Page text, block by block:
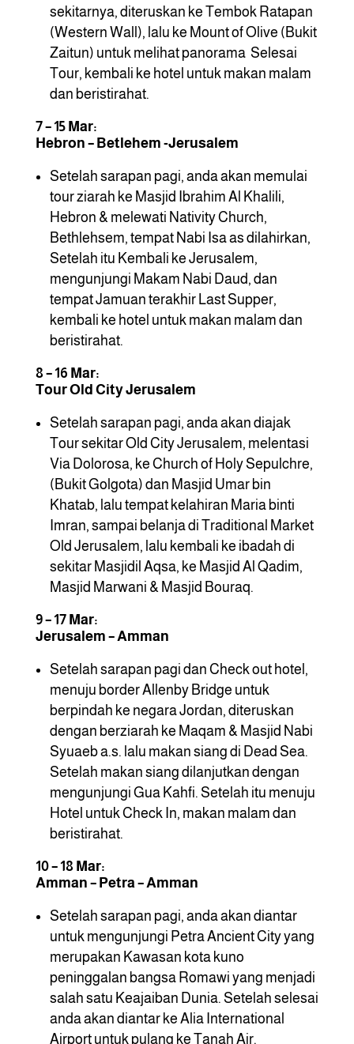
sekitarnya, diteruskan ke Tembok Ratapan
(Western Wall), lalu ke Mount of Olive (Bukit
Zaitun) untuk melihat panorama Selesai
Tour, kembali ke hotel untuk makan malam
dan beristirahat.
7 – 15 Mar:
Hebron – Betlehem -Jerusalem
Setelah sarapan pagi, anda akan memulai
tour ziarah ke Masjid Ibrahim Al Khalili,
Hebron & melewati Nativity Church,
Bethlehsem, tempat Nabi Isa as dilahirkan,
Setelah itu Kembali ke Jerusalem,
mengunjungi Makam Nabi Daud, dan
tempat Jamuan terakhir Last Supper,
kembali ke hotel untuk makan malam dan
beristirahat.
8 – 16 Mar:
Tour Old City Jerusalem
Setelah sarapan pagi, anda akan diajak
Tour sekitar Old City Jerusalem, melentasi
Via Dolorosa, ke Church of Holy Sepulchre,
(Bukit Golgota) dan Masjid Umar bin
Khatab, lalu tempat kelahiran Maria binti
Imran, sampai belanja di Traditional Market
Old Jerusalem, lalu kembali ke ibadah di
sekitar Masjidil Aqsa, ke Masjid Al Qadim,
Masjid Marwani & Masjid Bouraq.
9 – 17 Mar:
Jerusalem – Amman
Setelah sarapan pagi dan Check out hotel,
menuju border Allenby Bridge untuk
berpindah ke negara Jordan, diteruskan
dengan berziarah ke Maqam & Masjid Nabi
Syuaeb a.s. lalu makan siang di Dead Sea.
Setelah makan siang dilanjutkan dengan
mengunjungi Gua Kahfi. Setelah itu menuju
Hotel untuk Check In, makan malam dan
beristirahat.
10 – 18 Mar:
Amman – Petra – Amman
Setelah sarapan pagi, anda akan diantar
untuk mengunjungi Petra Ancient City yang
merupakan Kawasan kota kuno
peninggalan bangsa Romawi yang menjadi
salah satu Keajaiban Dunia. Setelah selesai
anda akan diantar ke Alia International
Airport untuk pulang ke Tanah Air.